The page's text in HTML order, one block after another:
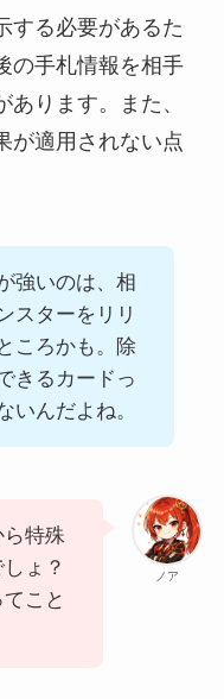
する必要があるた
の手札情報を相手
ります。また、
が適用されない点
強いのは、相
スターをリリ
ころかも。除
きるカードっ
いんだよね。
ノア
特殊
ょ？
こと